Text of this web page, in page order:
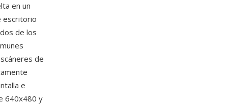
en un
escritorio
de los
de
e
640x480 y